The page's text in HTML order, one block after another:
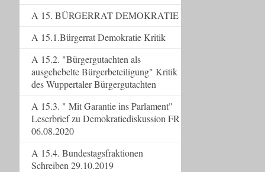
A 15. BÜRGERRAT DEMOKRATIE
A 15.1.Bürgerrat Demokratie Kritik
A 15.2. "Bürgergutachten als
ausgehebelte Bürgerbeteiligung" Kritik
des Wuppertaler Bürgergutachten
A 15.3. " Mit Garantie ins Parlament"
Leserbrief zu Demokratiediskussion FR
06.08.2020
A 15.4. Bundestagsfraktionen
Schreiben 29.10.2019